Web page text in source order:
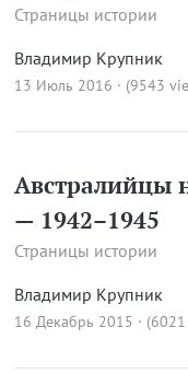
Страницы истории
Владимир Крупник
13 Июль 2016 · (9543
Австралийцы
— 1942–1945
Страницы истории
Владимир Крупник
16 Декабрь 2015 ·